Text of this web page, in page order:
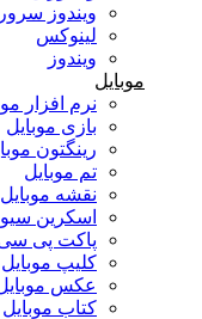
ویندوز سرور
لینوکس
ویندوز
موبایل
نرم افزار
بازی موبایل
رینگتون
تم موبایل
نقشه موبایل
اسکرین
پاکت پی
کلیپ موبایل
عکس
کتاب موبایل